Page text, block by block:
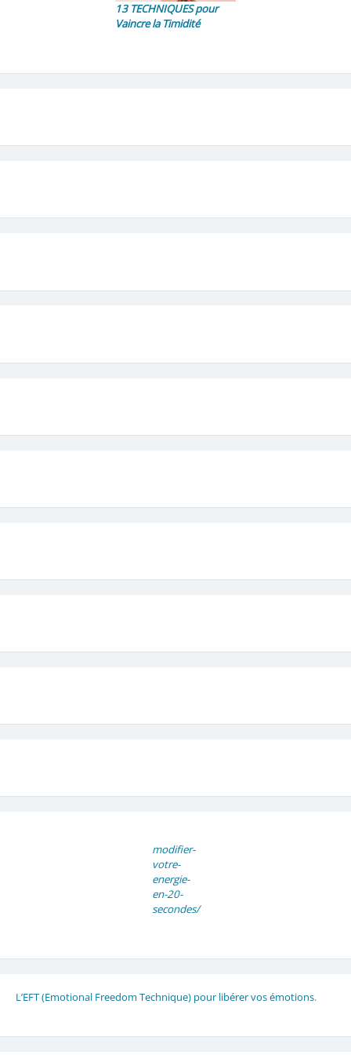
13 TECHNIQUES pour
Vaincre la Timidité
modifier-
votre-
energie-
en-20-
secondes/
L’EFT (Emotional Freedom Technique) pour libérer vos émotions.